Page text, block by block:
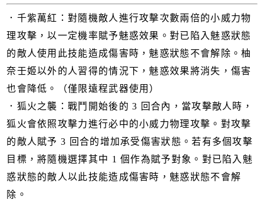
．千紫萬紅：對隨機敵人進行攻擊次數兩倍的小威力物
理攻擊，以一定機率賦予魅惑效果。對已陷入魅惑狀態
的敵人使用此技能造成傷害時，魅惑狀態不會解除。柚
奈壬姬以外的人習得的情況下，魅惑效果將消失，傷害
也會降低。（僅限遠程武器使用）
．狐火之襲：戰鬥開始後的 3 回合內，當攻擊敵人時，
狐火會依照攻擊力進行必中的小威力物理攻擊。對攻擊
的敵人賦予 3 回合的增加承受傷害狀態。若有多個攻擊
目標，將隨機選擇其中 1 個作為賦予對象。對已陷入魅
惑狀態的敵人以此技能造成傷害時，魅惑狀態不會解
除。